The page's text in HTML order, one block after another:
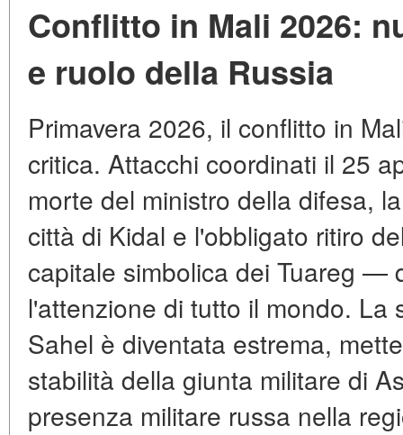
Conflitto in Mali 2026:
e ruolo della Russia
Primavera 2026, il conflitto in
critica. Attacchi coordinati il 25
morte del ministro della difesa,
città di Kidal e l'obbligato ritiro
capitale simbolica dei Tuareg —
l'attenzione di tutto il mondo. La
Sahel è diventata estrema,
stabilità della giunta militare di
presenza militare russa nella